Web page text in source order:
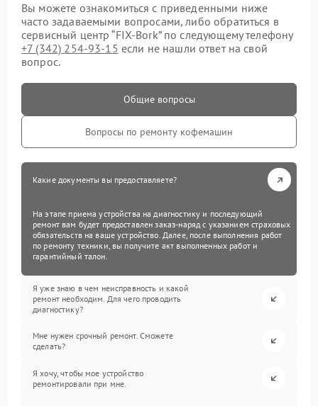
Вы можете ознакомиться с приведенными ниже
часто задаваемыми вопросами, либо обратиться в
сервисный центр “FIX-Bork” по следующему телефону
+7 (342) 254-93-15 если не нашли ответ на свой
вопрос.
Общие вопросы
Вопросы по ремонту кофемашин
Какие документы вы предоставляете?
На этапе приема устройства на диагностику и последующий
ремонт вам будет предоставлен заказ-наряд с указанием страховых
обязательств на ваше устройство. Далее, после выполнения работ
по ремонту техники, вы получите акт выполненных работ и
гарантийный талон.
Я уже знаю в чем неисправность и какой
ремонт необходим. Для чего проводить
диагностику?
Мне нужен срочный ремонт. Сможете
сделать?
Я хочу, чтобы мое устройство
ремонтировали при мне.